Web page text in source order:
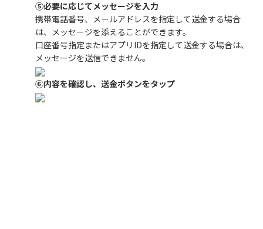
⑤必要に応じてメッセージを入力
携帯電話番号、メールアドレスを指定して送金する場合
は、メッセージを添えることができます。
口座番号指定またはアプリIDを指定して送金する場合は、
メッセージを送信できません。
⑥内容を確認し、送金ボタンをタップ